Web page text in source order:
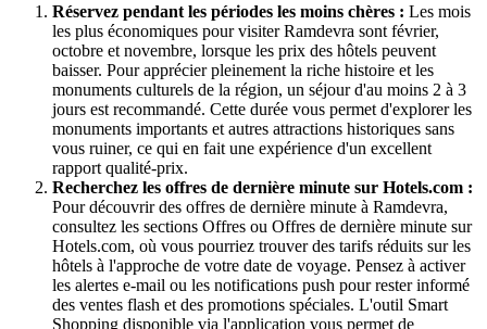
Réservez pendant les périodes les moins chères : Les mois
les plus économiques pour visiter Ramdevra sont février,
octobre et novembre, lorsque les prix des hôtels peuvent
baisser. Pour apprécier pleinement la riche histoire et les
monuments culturels de la région, un séjour d'au moins 2 à 3
jours est recommandé. Cette durée vous permet d'explorer les
monuments importants et autres attractions historiques sans
vous ruiner, ce qui en fait une expérience d'un excellent
rapport qualité-prix.
Recherchez les offres de dernière minute sur Hotels.com :
Pour découvrir des offres de dernière minute à Ramdevra,
consultez les sections Offres ou Offres de dernière minute sur
Hotels.com, où vous pourriez trouver des tarifs réduits sur les
hôtels à l'approche de votre date de voyage. Pensez à activer
les alertes e-mail ou les notifications push pour rester informé
des ventes flash et des promotions spéciales. L'outil Smart
Shopping disponible via l'application vous permet de